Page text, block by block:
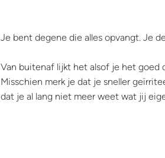
Je bent degene die alles opvangt. Je
Van buitenaf lijkt het alsof je het goed
Misschien merk je dat je sneller
dat je al lang niet meer weet wat jij